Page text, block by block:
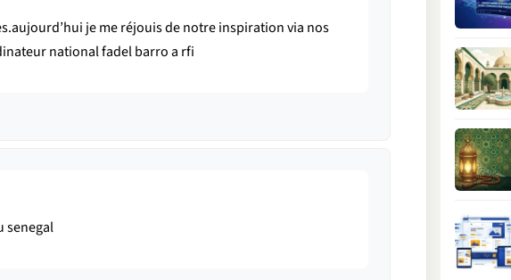
je me réjouis de notre inspiration via nos
national fadel barro a rfi
senegal